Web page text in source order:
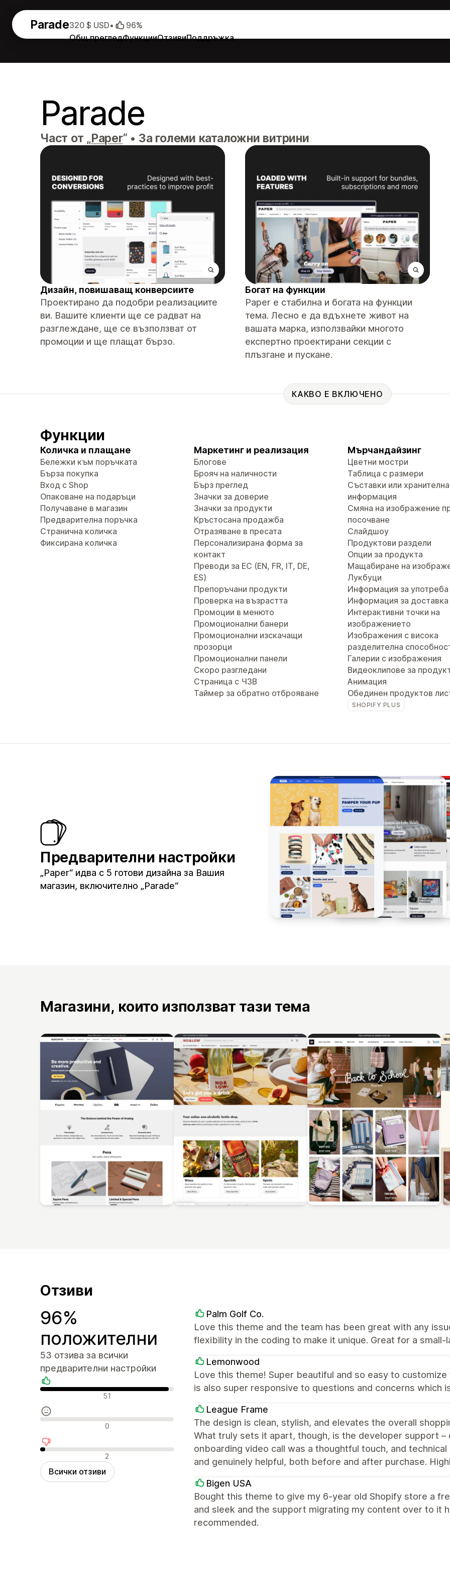
Parade
Общ прегледФункцииОтзивиПоддръжка
320 $ USD• 96%
Parade
Част от „Paper“ • За големи каталожни витрини
Дизайн, повишаващ конверсиите
Проектирано да подобри реализациите
ви. Вашите клиенти ще се радват на
разглеждане, ще се възползват от
промоции и ще плащат бързо.
Богат на функции
Paper е стабилна и богата на функции
тема. Лесно е да вдъхнете живот на
вашата марка, използвайки многото
експертно проектирани секции с
плъзгане и пускане.
КАКВО Е ВКЛЮЧЕНО
Функции
Количка и плащане
Бележки към поръчката
Бърза покупка
Вход с Shop
Опаковане на подаръци
Получаване в магазин
Предварителна поръчка
Странична количка
Фиксирана количка
Маркетинг и реализация
Блогове
Брояч на наличности
Бърз преглед
Значки за доверие
Значки за продукти
Кръстосана продажба
Отразяване в пресата
Персонализирана форма за
контакт
Преводи за ЕС (EN, FR, IT, DE,
ES)
Препоръчани продукти
Проверка на възрастта
Промоции в менюто
Промоционални банери
Промоционални изскачащи
прозорци
Промоционални панели
Скоро разгледани
Страница с ЧЗВ
Таймер за обратно отброяване
Мърчандайзинг
Цветни мостри
Таблица с размери
Съставки или хранителна
информация
Смяна на изображение
посочване
Слайдшоу
Продуктови раздели
Опции за продукта
Мащабиране на
Лукбуци
Информация за употреба
Информация за доставка
Интерактивни точки на
изображението
Изображения с висока
разделителна
Галерии с изображения
Видеоклипове за
Анимация
Обединен продуктов
SHOPIFY PLUS
Предварителни настройки
„Paper“ идва с 5 готови дизайна за Вашия
магазин, включително „Parade“
Магазини, които използват тази тема
Отзиви
96%
положителни
53 отзива за всички
предварителни настройки
Положителни отзиви
51
Неутрални отзиви
0
Отрицателни отзиви
2
Всички отзиви
Palm Golf Co.
Love this theme and the team has been great with any
flexibility in the coding to make it unique. Great for a small-
Lemonwood
Love this theme! Super beautiful and so easy to
is also super responsive to questions and concerns which
League Frame
The design is clean, stylish, and elevates the overall
What truly sets it apart, though, is the developer support
onboarding video call was a thoughtful touch, and
and genuinely helpful, both before and after purchase.
Bigen USA
Bought this theme to give my 6-year old Shopify store a
and sleek and the support migrating my content over to it
recommended.